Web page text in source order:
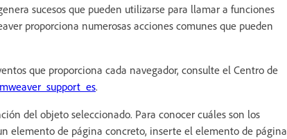
sucesos que pueden utilizarse para llamar a funciones
proporciona numerosas acciones comunes que pueden
que proporciona cada navegador, consulte el Centro de
.
del objeto seleccionado. Para conocer cuáles son los
elemento de página concreto, inserte el elemento de página